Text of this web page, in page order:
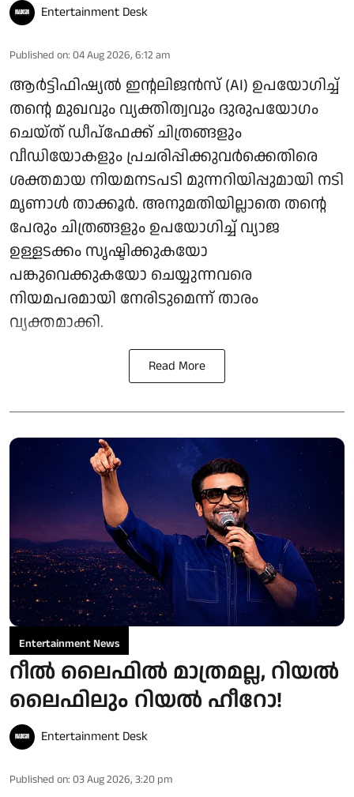
Entertainment Desk
Published on: 04 Aug 2026, 6:12 am
ആർട്ടിഫിഷ്യൽ ഇന്റലിജൻസ് (AI) ഉപയോഗിച്ച്
തന്റെ മുഖവും വ്യക്തിത്വവും ദുരുപയോഗം
ചെയ്ത് ഡീപ്‌ഫേക്ക് ചിത്രങ്ങളും
വീഡിയോകളും പ്രചരിപ്പിക്കുവർക്കെതിരെ
ശക്തമായ നിയമനടപടി മുന്നറിയിപ്പുമായി നടി
മൃണാൾ താക്കൂർ. അനുമതിയില്ലാതെ തന്റെ
പേരും ചിത്രങ്ങളും ഉപയോഗിച്ച് വ്യാജ
ഉള്ളടക്കം സൃഷ്ടിക്കുകയോ
പങ്കുവെക്കുകയോ ചെയ്യുന്നവരെ
നിയമപരമായി നേരിടുമെന്ന് താരം
വ്യക്തമാക്കി.
Read More
Entertainment News
റീൽ ലൈഫിൽ മാത്രമല്ല, റിയൽ
ലൈഫിലും റിയൽ ഹീറോ!
Entertainment Desk
Published on: 03 Aug 2026, 3:20 pm